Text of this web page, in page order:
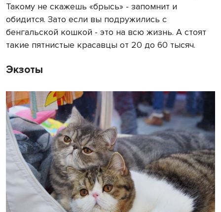
Такому не скажешь «брысь» - запомнит и
обидится. Зато если вы подружились с
бенгальской кошкой - это на всю жизнь. А стоят
такие пятнистые красавцы от 20 до 60 тысяч.
Экзоты